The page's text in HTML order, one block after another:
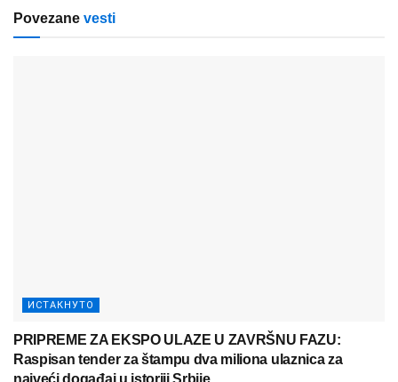
Povezane vesti
ИСТАКНУТО
PRIPREME ZA EKSPO ULAZE U ZAVRŠNU FAZU:
Raspisan tender za štampu dva miliona ulaznica za
najveći događaj u istoriji Srbije